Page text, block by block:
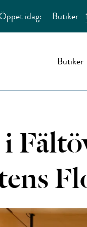
Öppet idag: Butiker
Butiker